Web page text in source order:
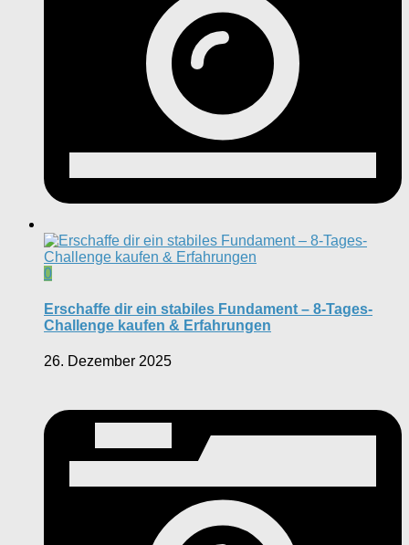
0
Erschaffe dir ein stabiles Fundament – 8-Tages-
Challenge kaufen & Erfahrungen
26. Dezember 2025